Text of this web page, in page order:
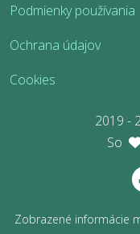
Podmienky používania
Ochrana údajov
Cookies
2019 -
So
Zobrazené informácie